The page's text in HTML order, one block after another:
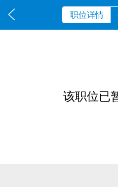
职位详情
该职位已